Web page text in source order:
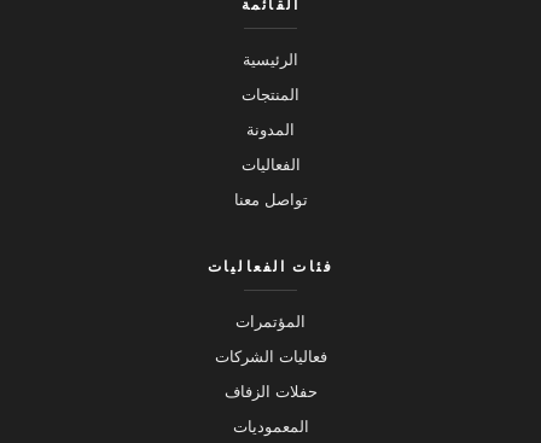
القائمة
الرئيسية
المنتجات
المدونة
الفعاليات
تواصل معنا
فئات الفعاليات
المؤتمرات
فعاليات الشركات
حفلات الزفاف
المعموديات